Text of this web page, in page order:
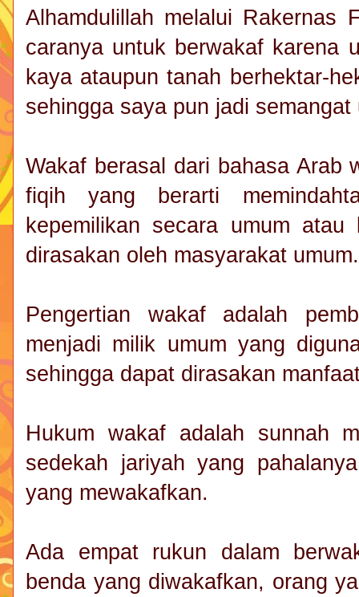
Alhamdulillah melalui Rakernas
caranya untuk berwakaf karena
kaya ataupun tanah berhektar-
sehingga saya pun jadi
Wakaf berasal dari bahasa Arab
fiqih yang berarti
kepemilikan secara umum
dirasakan oleh masyarakat umum.
Pengertian wakaf adalah
menjadi milik umum yang
sehingga dapat dirasakan
Hukum wakaf adalah sunnah
sedekah jariyah yang
yang mewakafkan.
Ada empat rukun dalam
benda yang diwakafkan, orang